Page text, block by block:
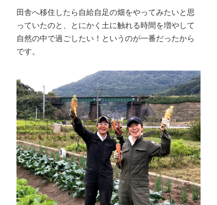
田舎へ移住したら自給自足の畑をやってみたいと思
っていたのと、とにかく土に触れる時間を増やして
自然の中で過ごしたい！というのが一番だったから
です。